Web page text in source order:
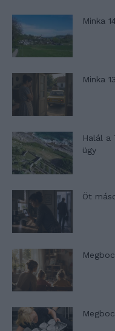
Minka
Minka
Halál a
ügy
Öt